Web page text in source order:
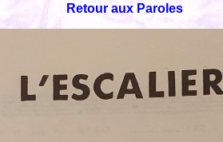
Retour aux Paroles